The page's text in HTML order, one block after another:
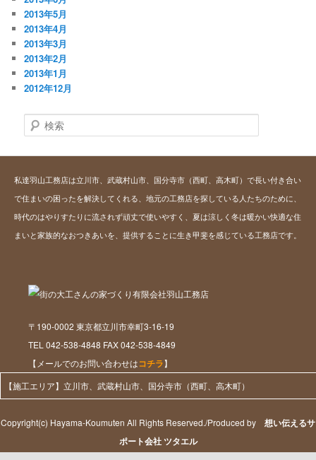
2013年5月
2013年4月
2013年3月
2013年2月
2013年1月
2012年12月
検
索
私達羽山工務店は立川市、武蔵村山市、国分寺市（西町、高木町）で長い付き合い
で住まいの困ったを解決してくれる、地元の工務店を探している人たちのために、
時代のはやりすたりに流されず頑丈で使いやすく、夏は涼しく冬は暖かい快適な住
まいと家族的なおつきあいを、提供することに生き甲斐を感じている工務店です。
〒190-0002 東京都立川市幸町3-16-19
TEL 042-538-4848 FAX 042-538-4849
【メールでのお問い合わせはコチラ】
【施工エリア】立川市、武蔵村山市、国分寺市（西町、高木町）
Copyright(c) Hayama-Koumuten All Rights Reserved./Produced by 想い伝えるサ
ポート会社 ツタエル